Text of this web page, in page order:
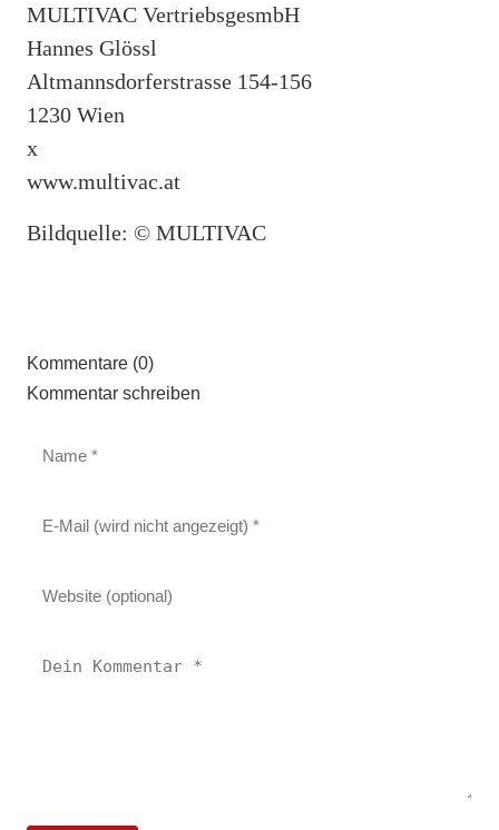
MULTIVAC VertriebsgesmbH
Hannes Glössl
Altmannsdorferstrasse 154-156
1230 Wien
x
www.multivac.at
Bildquelle: © MULTIVAC
Kommentare (0)
Kommentar schreiben